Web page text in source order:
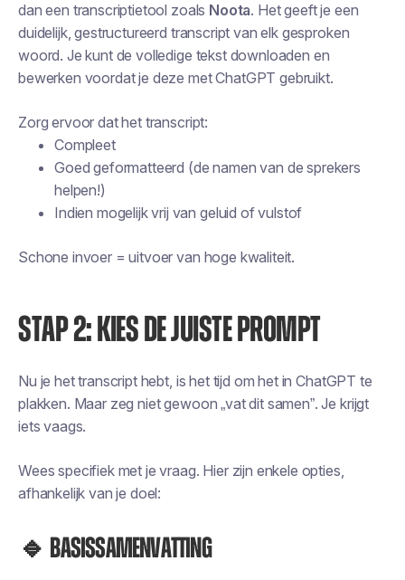
dan een transcriptietool zoals Noota. Het geeft je een
duidelijk, gestructureerd transcript van elk gesproken
woord. Je kunt de volledige tekst downloaden en
bewerken voordat je deze met ChatGPT gebruikt.
Zorg ervoor dat het transcript:
Compleet
Goed geformatteerd (de namen van de sprekers
helpen!)
Indien mogelijk vrij van geluid of vulstof
Schone invoer = uitvoer van hoge kwaliteit.
STAP 2: KIES DE JUISTE PROMPT
Nu je het transcript hebt, is het tijd om het in ChatGPT te
plakken. Maar zeg niet gewoon „vat dit samen”. Je krijgt
iets vaags.
Wees specifiek met je vraag. Hier zijn enkele opties,
afhankelijk van je doel:
🔹 Basissamenvatting